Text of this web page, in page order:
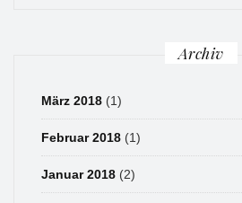
Archiv
März 2018 (1)
Februar 2018 (1)
Januar 2018 (2)